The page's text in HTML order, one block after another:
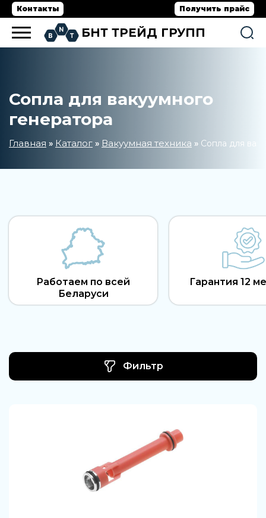
Контакты Получить прайс
БНТ ТРЕЙД ГРУПП
Сопла для вакуумного
генератора
Главная » Каталог » Вакуумная техника » Сопла для
Работаем по всей
Беларуси
Гарантия 12
Фильтр